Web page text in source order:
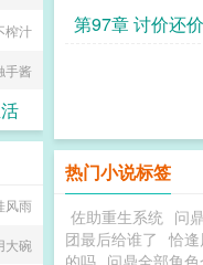
第97章 讨价还价
热门小说标签
佐助重生系统 问
团最后给谁了 恰
的吗 问鼎全部角
榨汁
手酱
风雨
大碗